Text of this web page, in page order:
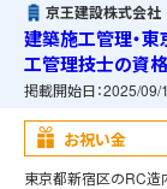
京王建設株式会社
建築施工管理・
工管理技士の資
掲載開始日：2025/09/
お祝い金
東京都新宿区のRC造